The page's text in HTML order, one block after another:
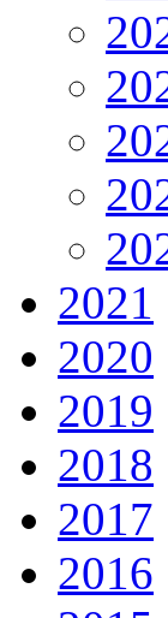
2021
2020
2019
2018
2017
2016